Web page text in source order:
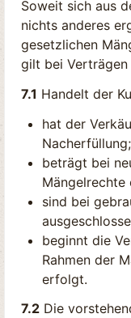
Soweit sich aus
nichts anderes
gesetzlichen
gilt bei Verträgen
7.1 Handelt der
hat der
Nacherfüllung;
beträgt bei
Mängelrechte
sind bei
beginnt die
Rahmen der
erfolgt.
7.2 Die